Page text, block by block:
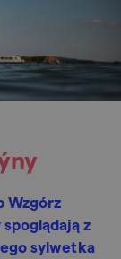
Wzgórz
z
sylwetka